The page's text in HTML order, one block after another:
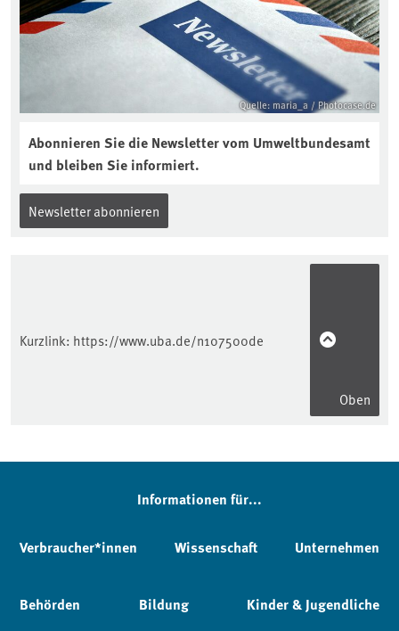
Quelle: maria_a / Photocase.de
Abonnieren Sie die Newsletter vom Umweltbundesamt
und bleiben Sie informiert.
Newsletter abonnieren
Kurzlink: https://www.uba.de/n107500de
Oben
Informationen für...
Verbraucher*innen Wissenschaft Unternehmen
Behörden Bildung Kinder & Jugendliche